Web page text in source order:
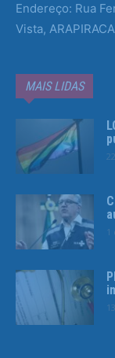
Endereço: Rua
Vista,
MAIS LIDAS